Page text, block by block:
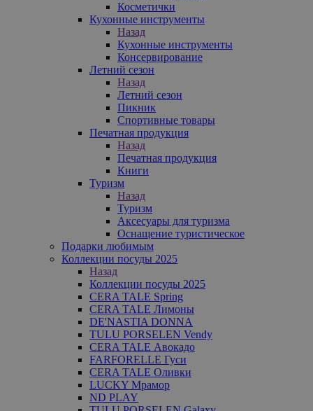
Косметички
Кухонные инструменты
Назад
Кухонные инструменты
Консервирование
Летний сезон
Назад
Летний сезон
Пикник
Спортивные товары
Печатная продукция
Назад
Печатная продукция
Книги
Туризм
Назад
Туризм
Аксесуары для туризма
Оснащение туристическое
Подарки любимым
Коллекции посуды 2025
Назад
Коллекции посуды 2025
CERA TALE Spring
CERA TALE Лимоны
DE'NASTIA DONNA
TULU PORSELEN Vendy
CERA TALE Авокадо
FARFORELLE Гуси
CERA TALE Оливки
LUCKY Мрамор
ND PLAY